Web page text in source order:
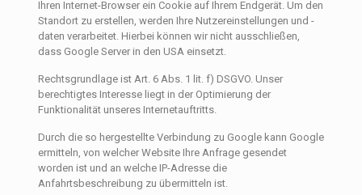
Ihren Internet-Browser ein Cookie auf Ihrem Endgerät. Um den
Standort zu erstellen, werden Ihre Nutzereinstellungen und -
daten verarbeitet. Hierbei können wir nicht ausschließen,
dass Google Server in den USA einsetzt.
Rechtsgrundlage ist Art. 6 Abs. 1 lit. f) DSGVO. Unser
berechtigtes Interesse liegt in der Optimierung der
Funktionalität unseres Internetauftritts.
Durch die so hergestellte Verbindung zu Google kann Google
ermitteln, von welcher Website Ihre Anfrage gesendet
worden ist und an welche IP-Adresse die
Anfahrtsbeschreibung zu übermitteln ist.